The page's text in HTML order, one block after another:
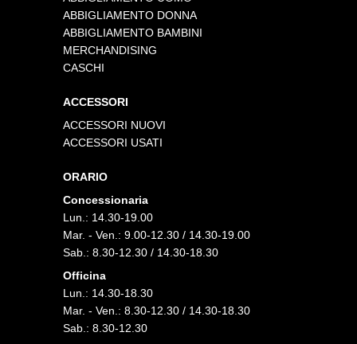
ABBIGLIAMENTO DONNA
ABBIGLIAMENTO BAMBINI
MERCHANDISING
CASCHI
ACCESSORI
ACCESSORI NUOVI
ACCESSORI USATI
ORARIO
Concessionaria
Lun.: 14.30-19.00
Mar. - Ven.: 9.00-12.30 / 14.30-19.00
Sab.: 8.30-12.30 / 14.30-18.30
Officina
Lun.: 14.30-18.30
Mar. - Ven.: 8.30-12.30 / 14.30-18.30
Sab.: 8.30-12.30